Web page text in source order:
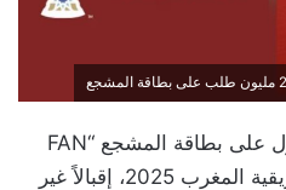
تشهد عملية التسجيل للحصول على بطاقة المشجع “FAN
ID” الخاصة بكأس الأمم الإفريقية المغرب 2025، إقبالاً غير